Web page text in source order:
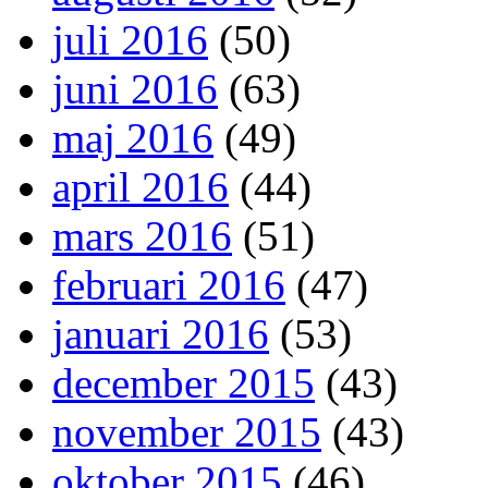
juli 2016 (50)
juni 2016 (63)
maj 2016 (49)
april 2016 (44)
mars 2016 (51)
februari 2016 (47)
januari 2016 (53)
december 2015 (43)
november 2015 (43)